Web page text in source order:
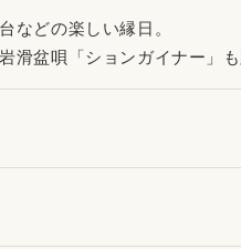
などの楽しい縁日。
滑盆唄「ションガイナー」も